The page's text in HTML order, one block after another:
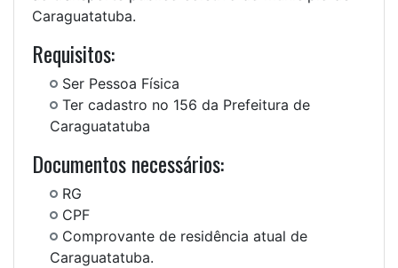
Caraguatatuba.
Requisitos:
Ser Pessoa Física
Ter cadastro no 156 da Prefeitura de
Caraguatatuba
Documentos necessários:
RG
CPF
Comprovante de residência atual de
Caraguatatuba.